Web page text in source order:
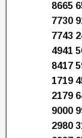
8665
7730
7743
4941
8417
1719
2179
9000
2980